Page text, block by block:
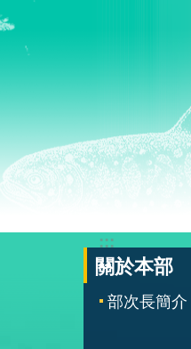
:::
關於本部
部次長簡介